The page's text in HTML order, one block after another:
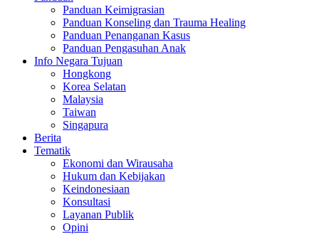
Panduan Keimigrasian
Panduan Konseling dan Trauma Healing
Panduan Penanganan Kasus
Panduan Pengasuhan Anak
Info Negara Tujuan
Hongkong
Korea Selatan
Malaysia
Taiwan
Singapura
Berita
Tematik
Ekonomi dan Wirausaha
Hukum dan Kebijakan
Keindonesiaan
Konsultasi
Layanan Publik
Opini